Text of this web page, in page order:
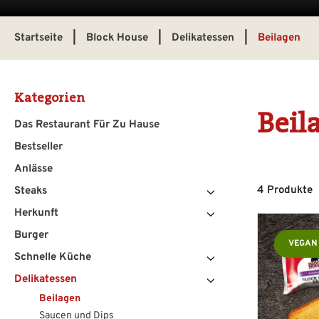
Startseite Block House Delikatessen Beilagen
Kategorien
Das Restaurant Für Zu Hause
Bestseller
Anlässe
Steaks
Herkunft
Burger
Schnelle Küche
Delikatessen
Beilagen
Saucen und Dips
4 Produkte
VEGAN